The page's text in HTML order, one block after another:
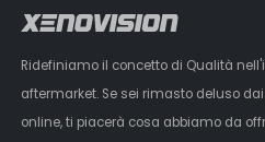
Ridefiniamo il concetto di Qualità
aftermarket. Se sei rimasto deluso
online, ti piacerà cosa abbiamo da